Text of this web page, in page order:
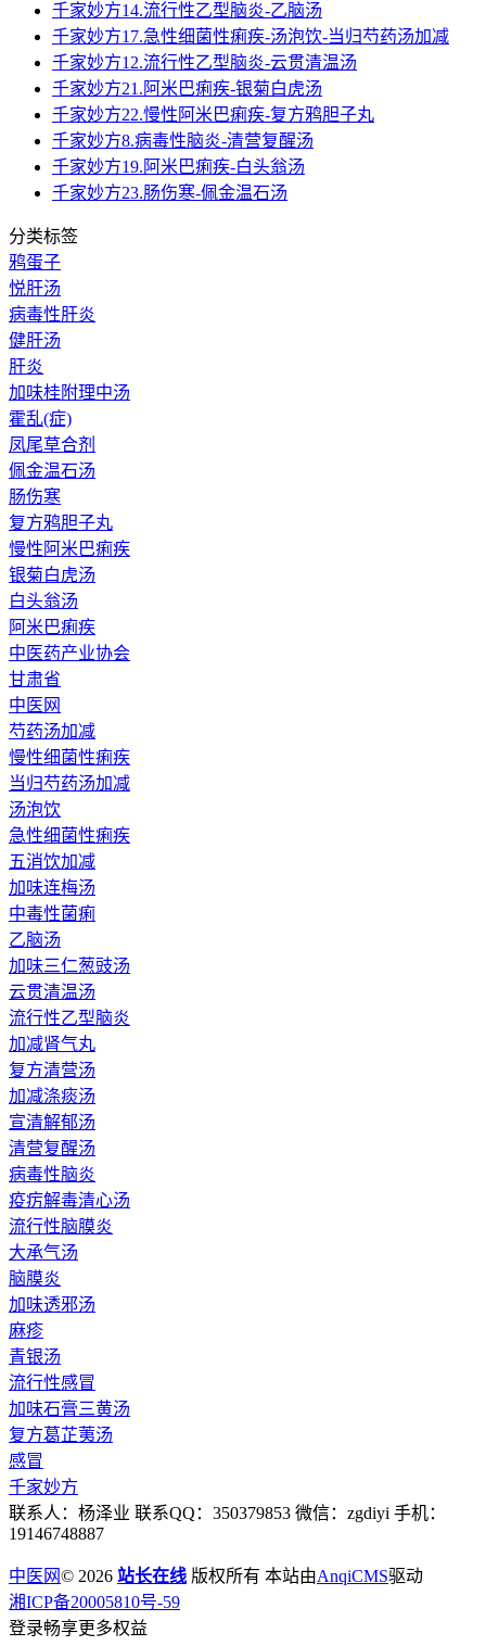
千家妙方14.流行性乙型脑炎-乙脑汤
千家妙方17.急性细菌性痢疾-汤泡饮-当归芍药汤加减
千家妙方12.流行性乙型脑炎-云贯清温汤
千家妙方21.阿米巴痢疾-银菊白虎汤
千家妙方22.慢性阿米巴痢疾-复方鸦胆子丸
千家妙方8.病毒性脑炎-清营复醒汤
千家妙方19.阿米巴痢疾-白头翁汤
千家妙方23.肠伤寒-佩金温石汤
分类标签
鸦蛋子
悦肝汤
病毒性肝炎
健肝汤
肝炎
加味桂附理中汤
霍乱(症)
凤尾草合剂
佩金温石汤
肠伤寒
复方鸦胆子丸
慢性阿米巴痢疾
银菊白虎汤
白头翁汤
阿米巴痢疾
中医药产业协会
甘肃省
中医网
芍药汤加减
慢性细菌性痢疾
当归芍药汤加减
汤泡饮
急性细菌性痢疾
五消饮加减
加味连梅汤
中毒性菌痢
乙脑汤
加味三仁葱豉汤
云贯清温汤
流行性乙型脑炎
加减肾气丸
复方清营汤
加减涤痰汤
宣清解郁汤
清营复醒汤
病毒性脑炎
疫疠解毒清心汤
流行性脑膜炎
大承气汤
脑膜炎
加味透邪汤
麻疹
青银汤
流行性感冒
加味石膏三黄汤
复方葛芷荑汤
感冒
千家妙方
联系人：杨泽业 联系QQ：350379853 微信：zgdiyi 手机：
19146748887
中医网© 2026 站长在线 版权所有 本站由AnqiCMS驱动
湘ICP备20005810号-59
登录畅享更多权益